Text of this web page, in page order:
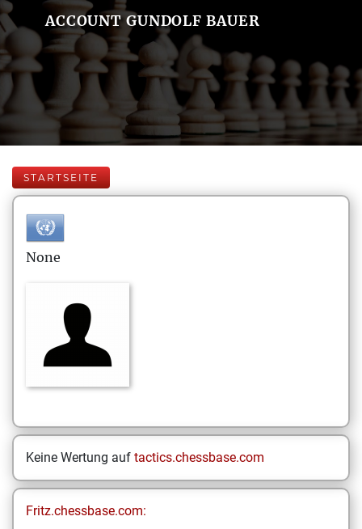
ACCOUNT GUNDOLF BAUER
STARTSEITE
None
Keine Wertung auf tactics.chessbase.com
Fritz.chessbase.com: